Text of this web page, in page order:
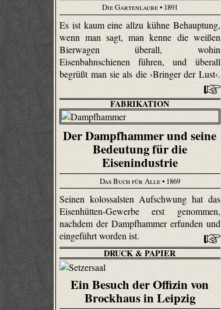
Die Gartenlaube• 1891
Es ist kaum eine allzu kühne Behauptung,
wenn man sagt, man kenne die weißen
Bierwagen überall, wohin
Eisenbahnschienen führen, und überall
begrüßt man sie als die ›Bringer der Lust‹.
FABRIKATION
Der Dampfhammer und seine
Bedeutung für die
Eisenindustrie
Das Buch für Alle• 1869
Seinen kolossalsten Aufschwung hat das
Eisenhütten-Gewerbe erst genommen,
nachdem der Dampfhammer erfunden und
eingeführt worden ist.
DRUCK & PAPIER
Ein Besuch der Offizin von
Brockhaus in Leipzig